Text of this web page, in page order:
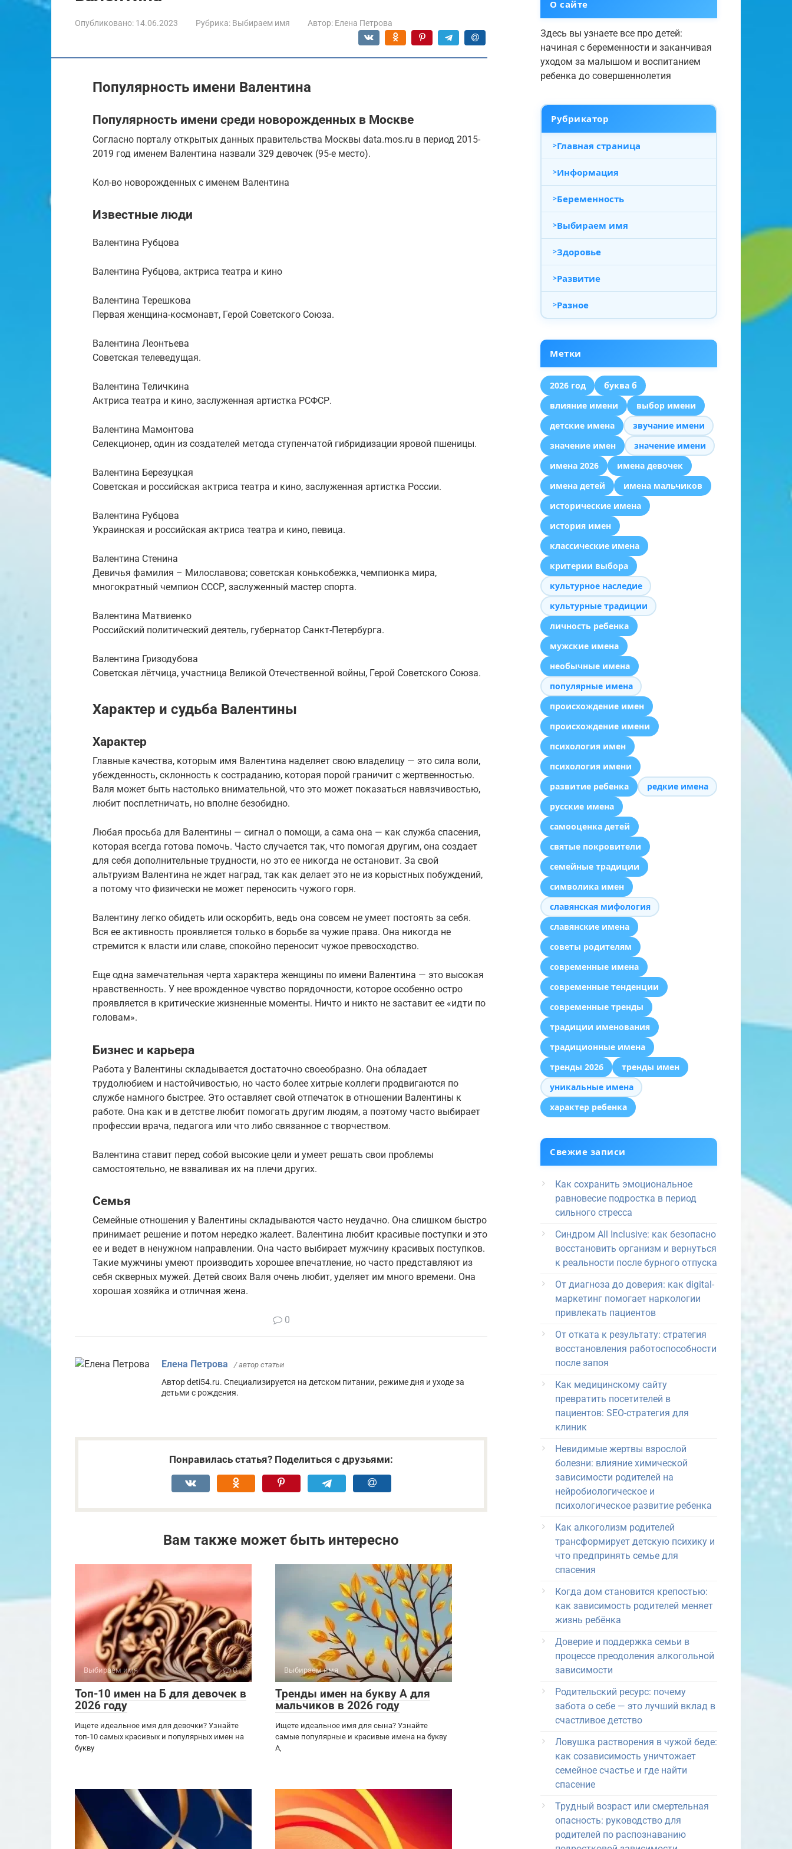
Опубликовано: 14.06.2023 Рубрика: Выбираем имя Автор: Елена Петрова
Популярность имени Валентина
Популярность имени среди новорожденных в Москве
Согласно порталу открытых данных правительства Москвы data.mos.ru в период 2015-
2019 год именем Валентина назвали 329 девочек (95-е место).
Кол-во новорожденных с именем Валентина
Известные люди
Валентина Рубцова
Валентина Рубцова, актриса театра и кино
Валентина Терешкова
Первая женщина-космонавт, Герой Советского Союза.
Валентина Леонтьева
Советская телеведущая.
Валентина Теличкина
Актриса театра и кино, заслуженная артистка РСФСР.
Валентина Мамонтова
Селекционер, один из создателей метода ступенчатой гибридизации яровой пшеницы.
Валентина Березуцкая
Советская и российская актриса театра и кино, заслуженная артистка России.
Валентина Рубцова
Украинская и российская актриса театра и кино, певица.
Валентина Стенина
Девичья фамилия – Милославова; советская конькобежка, чемпионка мира,
многократный чемпион СССР, заслуженный мастер спорта.
Валентина Матвиенко
Российский политический деятель, губернатор Санкт-Петербурга.
Валентина Гризодубова
Советская лётчица, участница Великой Отечественной войны, Герой Советского Союза.
Характер и судьба Валентины
Характер
Главные качества, которым имя Валентина наделяет свою владелицу — это сила воли,
убежденность, склонность к состраданию, которая порой граничит с жертвенностью.
Валя может быть настолько внимательной, что это может показаться навязчивостью,
любит посплетничать, но вполне безобидно.
Любая просьба для Валентины — сигнал о помощи, а сама она — как служба спасения,
которая всегда готова помочь. Часто случается так, что помогая другим, она создает
для себя дополнительные трудности, но это ее никогда не остановит. За свой
альтруизм Валентина не ждет наград, так как делает это не из корыстных побуждений,
а потому что физически не может переносить чужого горя.
Валентину легко обидеть или оскорбить, ведь она совсем не умеет постоять за себя.
Вся ее активность проявляется только в борьбе за чужие права. Она никогда не
стремится к власти или славе, спокойно переносит чужое превосходство.
Еще одна замечательная черта характера женщины по имени Валентина — это высокая
нравственность. У нее врожденное чувство порядочности, которое особенно остро
проявляется в критические жизненные моменты. Ничто и никто не заставит ее «идти по
головам».
Бизнес и карьера
Работа у Валентины складывается достаточно своеобразно. Она обладает
трудолюбием и настойчивостью, но часто более хитрые коллеги продвигаются по
службе намного быстрее. Это оставляет свой отпечаток в отношении Валентины к
работе. Она как и в детстве любит помогать другим людям, а поэтому часто выбирает
профессии врача, педагога или что либо связанное с творчеством.
Валентина ставит перед собой высокие цели и умеет решать свои проблемы
самостоятельно, не взваливая их на плечи других.
Семья
Семейные отношения у Валентины складываются часто неудачно. Она слишком быстро
принимает решение и потом нередко жалеет. Валентина любит красивые поступки и это
ее и ведет в ненужном направлении. Она часто выбирает мужчину красивых поступков.
Такие мужчины умеют производить хорошее впечатление, но часто представляют из
себя скверных мужей. Детей своих Валя очень любит, уделяет им много времени. Она
хорошая хозяйка и отличная жена.
0
Елена Петрова / автор статьи
Автор deti54.ru. Специализируется на детском питании, режиме дня и уходе за
детьми с рождения.
Понравилась статья? Поделиться с друзьями:
Вам также может быть интересно
Выбираем имя 0
Топ-10 имен на Б для девочек в
2026 году
Ищете идеальное имя для девочки? Узнайте
топ-10 самых красивых и популярных имен на
букву
Выбираем имя 0
Тренды имен на букву А для
мальчиков в 2026 году
Ищете идеальное имя для сына? Узнайте
самые популярные и красивые имена на букву
А,
О сайте
Здесь вы узнаете все про детей:
начиная с беременности и заканчивая
уходом за малышом и воспитанием
ребенка до совершеннолетия
Рубрикатор
Главная страница
Информация
Беременность
Выбираем имя
Здоровье
Развитие
Разное
Метки
2026 год
буква б
влияние имени
выбор имени
детские имена
звучание имени
значение имен
значение имени
имена 2026
имена девочек
имена детей
имена мальчиков
исторические имена
история имен
классические имена
критерии выбора
культурное наследие
культурные традиции
личность ребенка
мужские имена
необычные имена
популярные имена
происхождение имен
происхождение имени
психология имен
психология имени
развитие ребенка
редкие имена
русские имена
самооценка детей
святые покровители
семейные традиции
символика имен
славянская мифология
славянские имена
советы родителям
современные имена
современные тенденции
современные тренды
традиции именования
традиционные имена
тренды 2026
тренды имен
уникальные имена
характер ребенка
Свежие записи
Как сохранить эмоциональное
равновесие подростка в период
сильного стресса
Синдром All Inclusive: как безопасно
восстановить организм и вернуться
к реальности после бурного отпуска
От диагноза до доверия: как digital-
маркетинг помогает наркологии
привлекать пациентов
От отката к результату: стратегия
восстановления работоспособности
после запоя
Как медицинскому сайту
превратить посетителей в
пациентов: SEO-стратегия для
клиник
Невидимые жертвы взрослой
болезни: влияние химической
зависимости родителей на
нейробиологическое и
психологическое развитие ребенка
Как алкоголизм родителей
трансформирует детскую психику и
что предпринять семье для
спасения
Когда дом становится крепостью:
как зависимость родителей меняет
жизнь ребёнка
Доверие и поддержка семьи в
процессе преодоления алкогольной
зависимости
Родительский ресурс: почему
забота о себе — это лучший вклад в
счастливое детство
Ловушка растворения в чужой беде:
как созависимость уничтожает
семейное счастье и где найти
спасение
Трудный возраст или смертельная
опасность: руководство для
родителей по распознаванию